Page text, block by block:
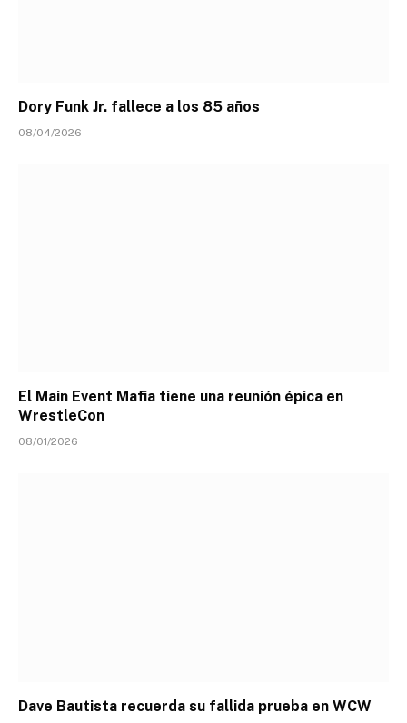
Dory Funk Jr. fallece a los 85 años
08/04/2026
El Main Event Mafia tiene una reunión épica en
WrestleCon
08/01/2026
Dave Bautista recuerda su fallida prueba en WCW